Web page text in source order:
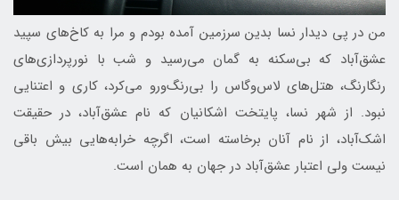
من در پی دیدار نسا بدین سرزمین آمده بودم و مرا به کاخ‌های سپید
عشق‌آباد که بی‌سکنه به گمان می‌رسید و شب با نورپردازی‌های
رنگارنگ، هتل‌های لاس‌وگاس را بی‌رنگ‌ورو می‌کرد، کاری و اعتنایی
نبود. از شهر نسا، پایتخت اشکانیان که نام عشق‌آباد، در حقیقت
اشک‌آباد، از نام آنان برخاسته است، اگرچه خرابه‌هایی بیش باقی
نیست ولی اعتبار عشق‌آباد در جهان به همان است.